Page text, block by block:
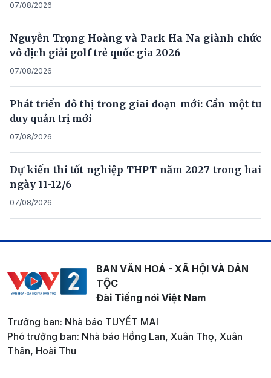
07/08/2026
Nguyễn Trọng Hoàng và Park Ha Na giành chức
vô địch giải golf trẻ quốc gia 2026
07/08/2026
Phát triển đô thị trong giai đoạn mới: Cần một tư
duy quản trị mới
07/08/2026
Dự kiến thi tốt nghiệp THPT năm 2027 trong hai
ngày 11-12/6
07/08/2026
BAN VĂN HOÁ - XÃ HỘI VÀ DÂN
TỘC
Đài Tiếng nói Việt Nam
Trưởng ban: Nhà báo TUYẾT MAI
Phó trưởng ban: Nhà báo Hồng Lan, Xuân Thọ, Xuân
Thân, Hoài Thu